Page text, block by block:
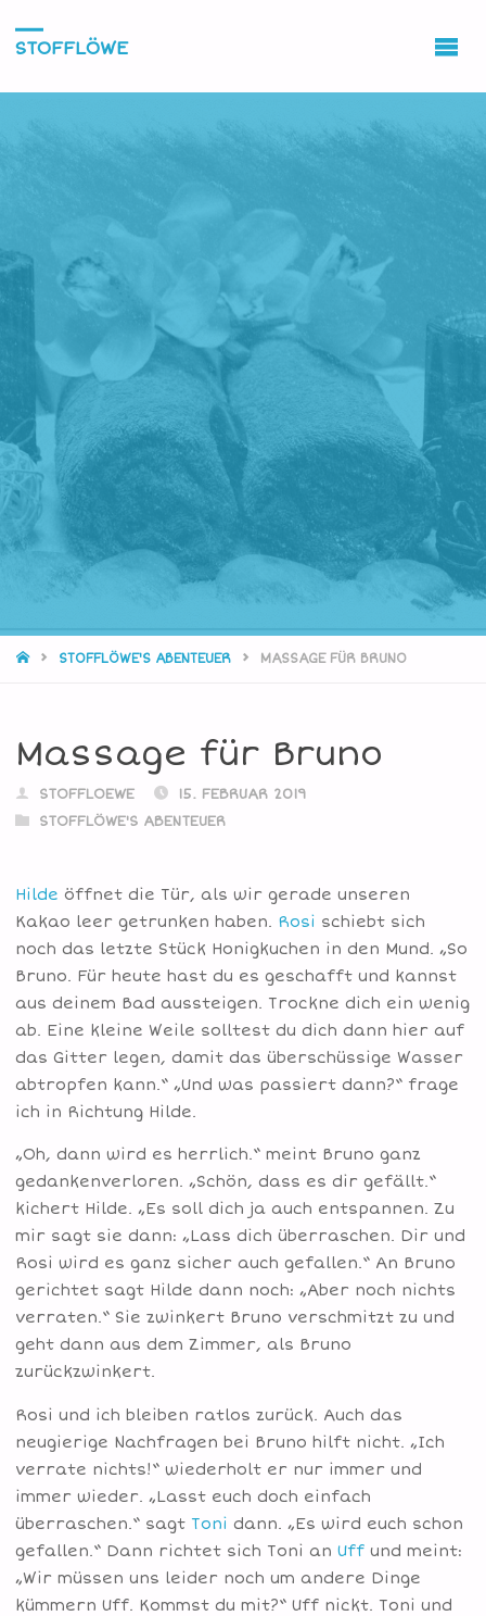
STOFFLÖWE
STARTSEITE
STOFFLÖWE'S ABENTEUER MASSAGE FÜR BRUNO
Massage für Bruno
STOFFLOEWE
15. FEBRUAR 2019
STOFFLÖWE'S ABENTEUER
Hilde öffnet die Tür, als wir gerade unseren
Kakao leer getrunken haben. Rosi schiebt sich
noch das letzte Stück Honigkuchen in den Mund. „So
Bruno. Für heute hast du es geschafft und kannst
aus deinem Bad aussteigen. Trockne dich ein wenig
ab. Eine kleine Weile solltest du dich dann hier auf
das Gitter legen, damit das überschüssige Wasser
abtropfen kann.“ „Und was passiert dann?“ frage
ich in Richtung Hilde.
„Oh, dann wird es herrlich.“ meint Bruno ganz
gedankenverloren. „Schön, dass es dir gefällt.“
kichert Hilde. „Es soll dich ja auch entspannen. Zu
mir sagt sie dann: „Lass dich überraschen. Dir und
Rosi wird es ganz sicher auch gefallen.“ An Bruno
gerichtet sagt Hilde dann noch: „Aber noch nichts
verraten.“ Sie zwinkert Bruno verschmitzt zu und
geht dann aus dem Zimmer, als Bruno
zurückzwinkert.
Rosi und ich bleiben ratlos zurück. Auch das
neugierige Nachfragen bei Bruno hilft nicht. „Ich
verrate nichts!“ wiederholt er nur immer und
immer wieder. „Lasst euch doch einfach
überraschen.“ sagtToni dann. „Es wird euch schon
gefallen.“ Dann richtet sich Toni anUff und meint:
„Wir müssen uns leider noch um andere Dinge
kümmern Uff. Kommst du mit?“ Uff nickt. Toni und